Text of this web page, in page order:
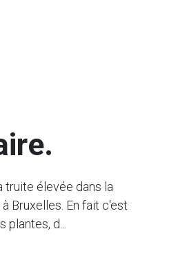
truite élevée dans la
Bruxelles. En fait c'est
d...